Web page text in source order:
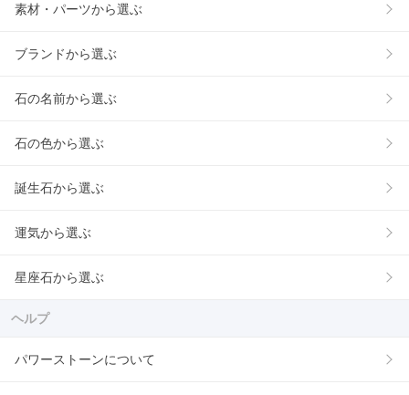
素材・パーツから選ぶ
ブランドから選ぶ
石の名前から選ぶ
石の色から選ぶ
誕生石から選ぶ
運気から選ぶ
星座石から選ぶ
ヘルプ
パワーストーンについて